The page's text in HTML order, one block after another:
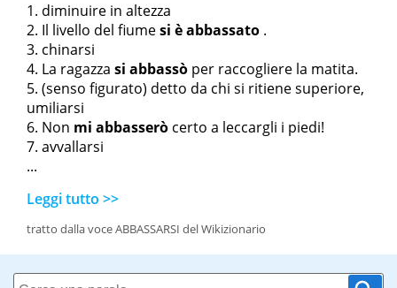
diminuire in altezza
Il livello del fiumesi è abbassato .
chinarsi
La ragazza si abbassò per raccogliere la matita.
(senso figurato) detto da chi si ritiene superiore,
umiliarsi
Non mi abbasserò certo a leccargli i piedi!
avvallarsi
...
Leggi tutto >>
tratto dalla voce ABBASSARSI del Wikizionario